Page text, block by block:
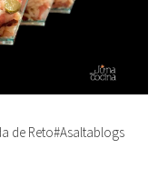
de Reto#Asaltablogs